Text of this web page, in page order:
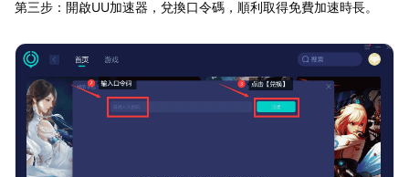
第三步：開啟UU加速器，兌換口令碼，順利取得免費加速時長。